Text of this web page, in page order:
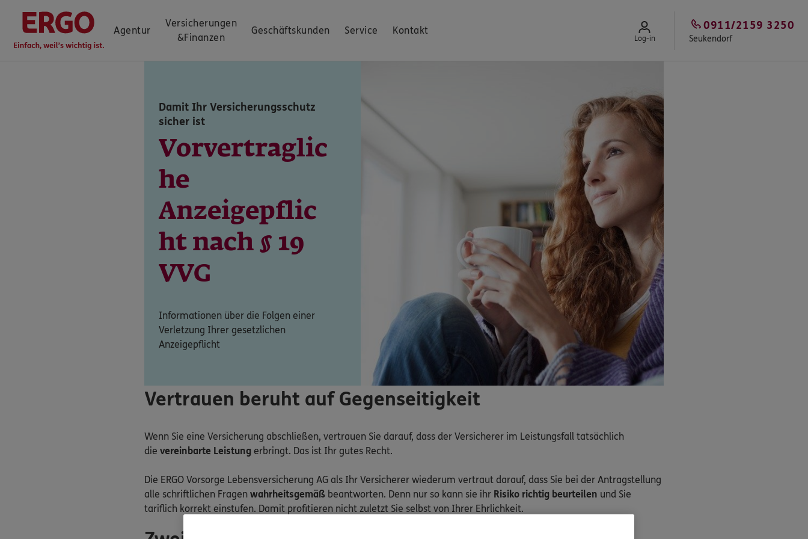
Agentur
Versicherungen
&Finanzen
Geschäftskunden Service Kontakt
Log-in Seukendorf
0911/2159 3250
Damit Ihr Versicherungsschutz
sicher ist
Vorvertraglic
he
Anzeigepflic
ht nach § 19
VVG
Informationen über die Folgen einer
Verletzung Ihrer gesetzlichen
Anzeigepflicht
Vertrauen beruht auf Gegenseitigkeit
Wenn Sie eine Versicherung abschließen, vertrauen Sie darauf, dass der Versicherer im Leistungsfall tatsächlich
die vereinbarte Leistung erbringt. Das ist Ihr gutes Recht.
Die ERGO Vorsorge Lebensversicherung AG als Ihr Versicherer wiederum vertraut darauf, dass Sie bei der Antragstellung
alle schriftlichen Fragen wahrheitsgemäß beantworten. Denn nur so kann sie ihr Risiko richtig beurteilen und Sie
tariflich korrekt einstufen. Damit profitieren nicht zuletzt Sie selbst von Ihrer Ehrlichkeit.